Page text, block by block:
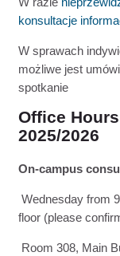
konsultacje
W sprawach
możliwe jest
spotkanie
Office
2025/2026
On-campus
Wednesday from
floor (please
Room 308, Main